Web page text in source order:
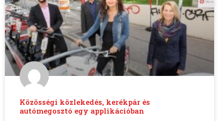
Közösségi közlekedés, kerékpár és
autómegosztó egy applikációban